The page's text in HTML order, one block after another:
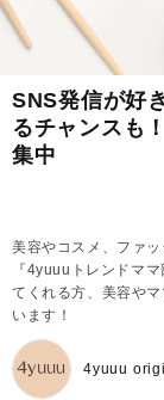
SNS発信が好
るチャンスも
集中
美容やコスメ、ファ
『4yuuuトレンドマ
てくれる方、美容や
います！
4yuuu